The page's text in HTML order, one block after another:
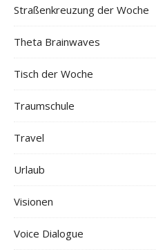
Straßenkreuzung der Woche
Theta Brainwaves
Tisch der Woche
Traumschule
Travel
Urlaub
Visionen
Voice Dialogue